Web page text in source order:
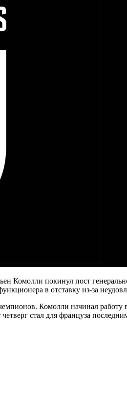
Комолли покинул пост
в отставку из-за
Комолли начинал
стал для француза